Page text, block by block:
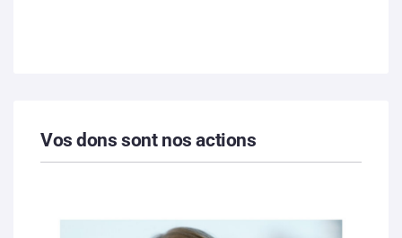
Vos dons sont nos actions